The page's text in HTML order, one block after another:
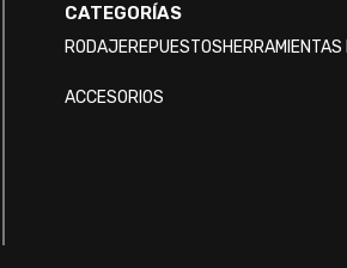
CATEGORÍAS
RODAJEREPUESTOSHERRAMIENTAS
ACCESORIOS